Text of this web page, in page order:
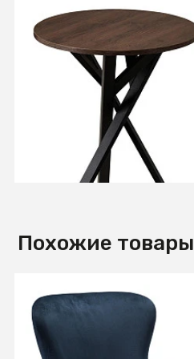
2 000 ₽
Стол журнальный Flora R
Гладстоун Табак
В КОРЗИНУ
Похожие товары
31 400 ₽
Кресло Дижон Blue